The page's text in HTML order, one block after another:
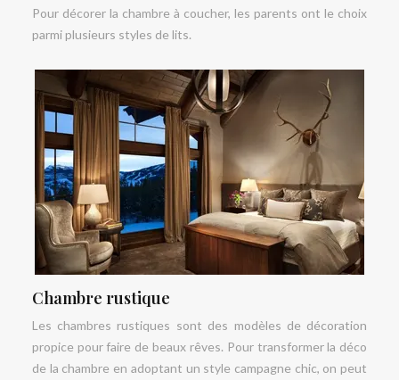
Pour décorer la chambre à coucher, les parents ont le choix
parmi plusieurs styles de lits.
Chambre rustique
Les chambres rustiques sont des modèles de décoration
propice pour faire de beaux rêves. Pour transformer la déco
de la chambre en adoptant un style campagne chic, on peut